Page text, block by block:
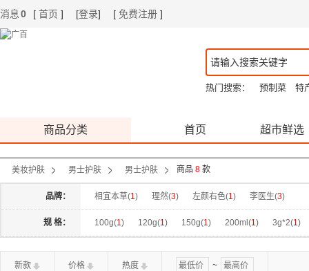
消息 0 [ 首页 ] [登录] [ 免费注册 ]
热门搜索： 预制菜 特
商品分类 首页 超市鲜选
美妆护肤 男士护肤 男士护肤 商品 8 款
品牌： 相宜本草(1) 理然(3) 左颜右色(1) 李医生(3)
规 格： 100g(1) 120g(1) 150g(1) 200ml(1) 3g*2(1)
新款 价格 热度 ~